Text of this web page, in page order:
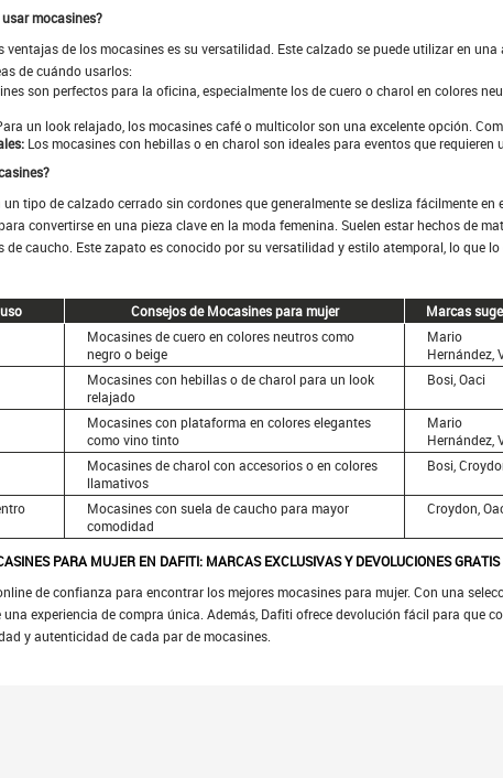
mocasines?
ventajas de los mocasines es su versatilidad. Este calzado se puede utilizar en
de cuándo usarlos:
son perfectos para la oficina, especialmente los de cuero o charol en colores
un look relajado, los mocasines café o multicolor son una excelente opción.
Los mocasines con hebillas o en charol son ideales para eventos que
un tipo de calzado cerrado sin cordones que generalmente se desliza fácilmente
convertirse en una pieza clave en la moda femenina. Suelen estar hechos de
de caucho. Este zapato es conocido por su versatilidad y estilo atemporal, lo que
Consejos de Mocasines para mujer Marcas
Mocasines de cuero en colores neutros como
negro o beige
Mario
Hernández,
Mocasines con hebillas o de charol para un look
relajado
Bosi, Oaci
Mocasines con plataforma en colores elegantes
como vino tinto
Mario
Hernández,
Mocasines de charol con accesorios o en colores
llamativos
Bosi,
Mocasines con suela de caucho para mayor
comodidad
Croydon,
PARA MUJER EN DAFITI: MARCAS EXCLUSIVAS Y DEVOLUCIONES GRATIS
de confianza para encontrar los mejores mocasines para mujer. Con una
experiencia de compra única. Además, Dafiti ofrece devolución fácil para que
y autenticidad de cada par de mocasines.